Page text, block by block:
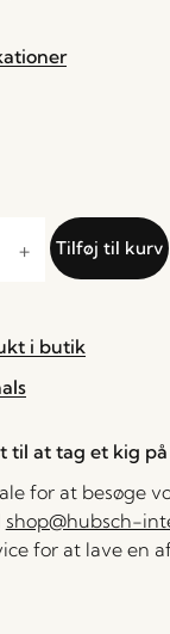
Tilføj til kurv
i butik
til at tag et kig
for at besøge
shop@hubsch-
for at lave en